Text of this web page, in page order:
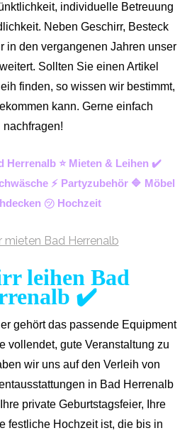
individuelle Betreuung
Neben Geschirr, Besteck
in den vergangenen Jahren unser
Sollten Sie einen Artikel
finden, so wissen wir bestimmt,
kann. Gerne einfach
nachfragen!
Herrenalb ⭐ Mieten & Leihen ✔️
⚡ Partyzubehör 🔷 Möbel
㋡ Hochzeit
leihen Bad
✔️
gehört das passende Equipment
vollendet, gute Veranstaltung zu
wir uns auf den Verleih von
stattungen in Bad Herrenalb
private Geburtstagsfeier, Ihre
festliche Hochzeit ist, die bis in